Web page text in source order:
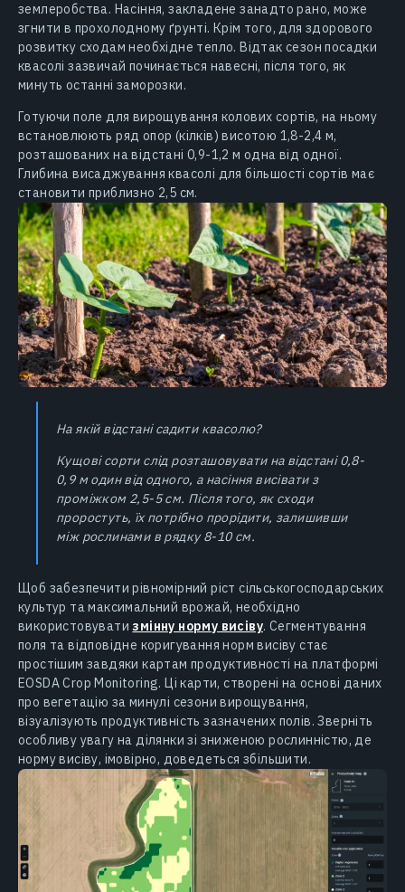
землеробства. Насіння, закладене занадто рано, може
згнити в прохолодному ґрунті. Крім того, для здорового
розвитку сходам необхідне тепло. Відтак сезон посадки
квасолі зазвичай починається навесні, після того, як
минуть останні заморозки.
Готуючи поле для вирощування колових сортів, на ньому
встановлюють ряд опор (кілків) висотою 1,8-2,4 м,
розташованих на відстані 0,9-1,2 м одна від одної.
Глибина висаджування квасолі для більшості сортів має
становити приблизно 2,5 см.
На якій відстані садити квасолю?
Кущові сорти слід розташовувати на відстані 0,8-
0,9 м один від одного, а насіння висівати з
проміжком 2,5-5 см. Після того, як сходи
проростуть, їх потрібно прорідити, залишивши
між рослинами в рядку 8-10 см.
Щоб забезпечити рівномірний ріст сільськогосподарських
культур та максимальний врожай, необхідно
використовуватизмінну норму висіву. Сегментування
поля та відповідне коригування норм висіву стає
простішим завдяки картам продуктивності на платформі
EOSDA Crop Monitoring. Ці карти, створені на основі даних
про вегетацію за минулі сезони вирощування,
візуалізують продуктивність зазначених полів. Зверніть
особливу увагу на ділянки зі зниженою рослинністю, де
норму висіву, імовірно, доведеться збільшити.